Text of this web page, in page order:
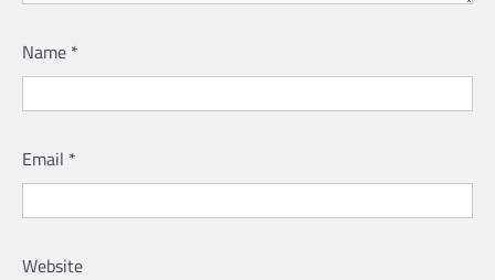
Name *
Email *
Website